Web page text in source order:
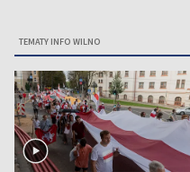
TEMATY INFO WILNO